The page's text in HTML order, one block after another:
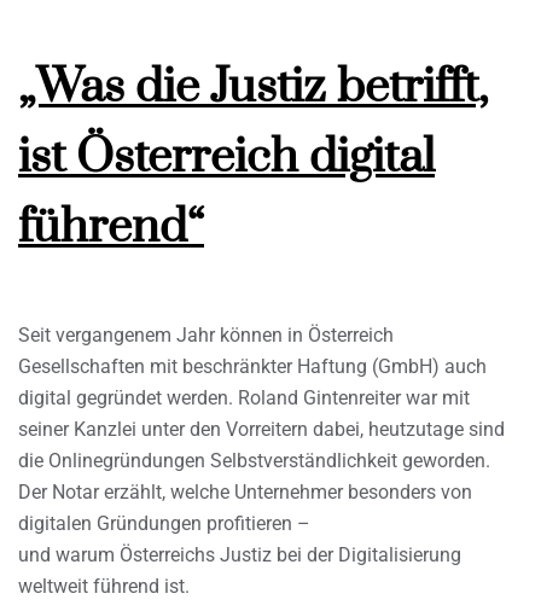
„Was die Justiz betrifft,
ist Österreich digital
führend“
Seit vergangenem Jahr können in Österreich
Gesellschaften mit beschränkter Haftung (GmbH) auch
digital gegründet werden. Roland Gintenreiter war mit
seiner Kanzlei unter den Vorreitern dabei, heutzutage sind
die Onlinegründungen Selbstverständlichkeit geworden.
Der Notar erzählt, welche Unternehmer besonders von
digitalen Gründungen profitieren –
und warum Österreichs Justiz bei der Digitalisierung
weltweit führend ist.